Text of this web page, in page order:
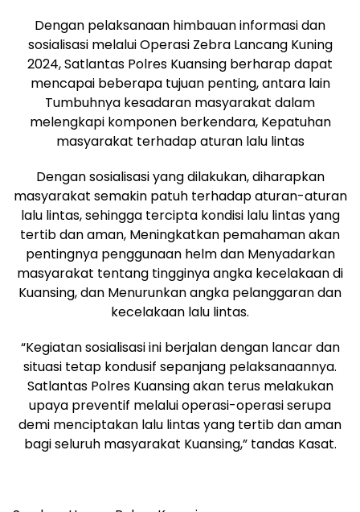
Dengan pelaksanaan himbauan informasi dan
sosialisasi melalui Operasi Zebra Lancang Kuning
2024, Satlantas Polres Kuansing berharap dapat
mencapai beberapa tujuan penting, antara lain
Tumbuhnya kesadaran masyarakat dalam
melengkapi komponen berkendara, Kepatuhan
masyarakat terhadap aturan lalu lintas
Dengan sosialisasi yang dilakukan, diharapkan
masyarakat semakin patuh terhadap aturan-aturan
lalu lintas, sehingga tercipta kondisi lalu lintas yang
tertib dan aman, Meningkatkan pemahaman akan
pentingnya penggunaan helm dan Menyadarkan
masyarakat tentang tingginya angka kecelakaan di
Kuansing, dan Menurunkan angka pelanggaran dan
kecelakaan lalu lintas.
“Kegiatan sosialisasi ini berjalan dengan lancar dan
situasi tetap kondusif sepanjang pelaksanaannya.
Satlantas Polres Kuansing akan terus melakukan
upaya preventif melalui operasi-operasi serupa
demi menciptakan lalu lintas yang tertib dan aman
bagi seluruh masyarakat Kuansing,” tandas Kasat.